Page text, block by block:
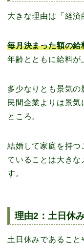
大きな理由は「経済
毎月決まった額の
年齢とともに給料が
多少なりとも景気の
民間企業よりは景
ところ。
結婚して家庭を持つ
ていることは大き
す。
理由2：土日休
土日休みであること